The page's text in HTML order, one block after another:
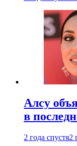
Алсу
в
2 года спустя2